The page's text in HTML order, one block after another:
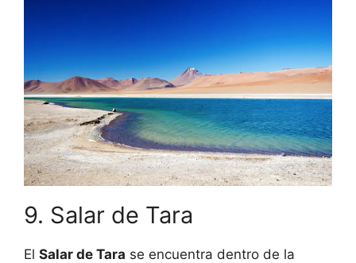
9. Salar de Tara
El Salar de Tara se encuentra dentro de la